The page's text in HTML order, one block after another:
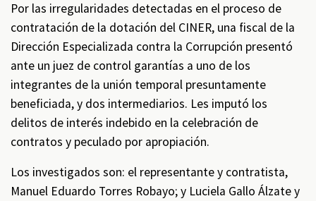
Por las irregularidades detectadas en el proceso de
contratación de la dotación del CINER, una fiscal de la
Dirección Especializada contra la Corrupción presentó
ante un juez de control garantías a uno de los
integrantes de la unión temporal presuntamente
beneficiada, y dos intermediarios. Les imputó los
delitos de interés indebido en la celebración de
contratos y peculado por apropiación.
Los investigados son: el representante y contratista,
Manuel Eduardo Torres Robayo; y Luciela Gallo Álzate y